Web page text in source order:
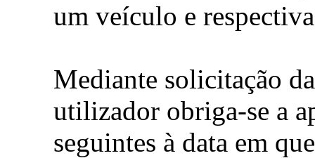
um veículo e
Mediante solicitação
utilizador obriga-se a
seguintes à data em